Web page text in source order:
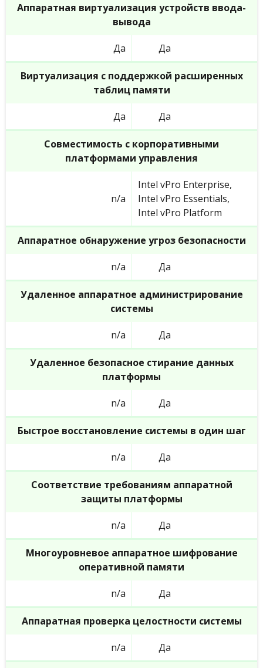
Аппаратная виртуализация устройств ввода-
вывода
Да Да
Виртуализация с поддержкой расширенных
таблиц памяти
Да Да
Совместимость с корпоративными
платформами управления
n/a
Intel vPro Enterprise,
Intel vPro Essentials,
Intel vPro Platform
Аппаратное обнаружение угроз безопасности
n/a Да
Удаленное аппаратное администрирование
системы
n/a Да
Удаленное безопасное стирание данных
платформы
n/a Да
Быстрое восстановление системы в один шаг
n/a Да
Соответствие требованиям аппаратной
защиты платформы
n/a Да
Многоуровневое аппаратное шифрование
оперативной памяти
n/a Да
Аппаратная проверка целостности системы
n/a Да